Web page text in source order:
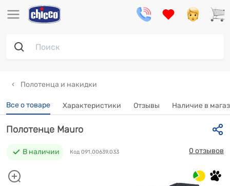
Полотенца и накидки
Все о товаре Характеристики Отзывы Наличие в
Полотенце Mauro
В наличии Код 091.00639.033 0 отзывов